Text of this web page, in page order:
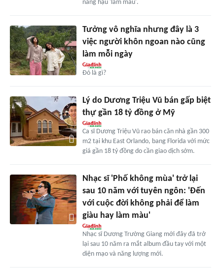
nàng hậu 'làm màu'.
Tưởng vô nghĩa nhưng đây là 3
việc người khôn ngoan nào cũng
làm mỗi ngày
Đó là gì?
Lý do Dương Triệu Vũ bán gấp biệt
thự gần 18 tỷ đồng ở Mỹ
Ca sĩ Dương Triệu Vũ rao bán căn nhà gần 300
m2 tại khu East Orlando, bang Florida với mức
giá gần 18 tỷ đồng do cần giao dịch sớm.
Nhạc sĩ 'Phố không mùa' trở lại
sau 10 năm với tuyên ngôn: 'Đến
với cuộc đời không phải để làm
giàu hay làm màu'
Nhạc sĩ Dương Trường Giang mới đây đã trở
lại sau 10 năm ra mắt album đầu tay với một
diện mạo và năng lượng mới.